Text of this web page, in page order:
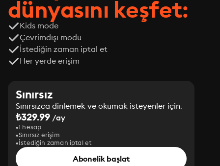
dünyasını keşfet:
Kids mode
Çevrimdışı modu
İstediğin zaman iptal et
Her yerde erişim
Sınırsız
Sınırsızca dinlemek ve okumak isteyenler için.
₺329.99 /ay
1 hesap
Sınırsız erişim
İstediğin zaman iptal et
Abonelik başlat